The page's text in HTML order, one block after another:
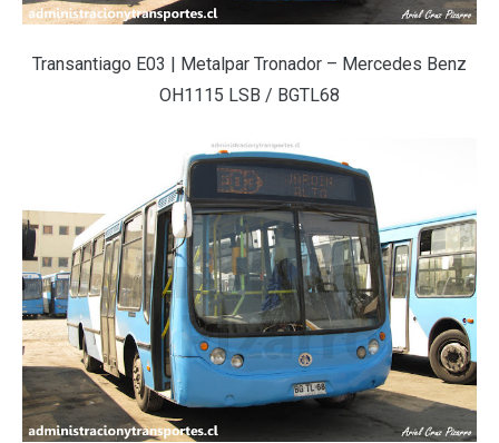
Transantiago E03 | Metalpar Tronador – Mercedes Benz
OH1115 LSB / BGTL68